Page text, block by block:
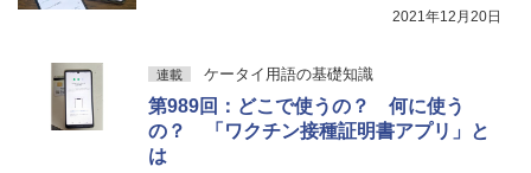
2021年12月20日
連載 ケータイ用語の基礎知識
第989回：どこで使うの？ 何に使う
の？ 「ワクチン接種証明書アプリ」と
は